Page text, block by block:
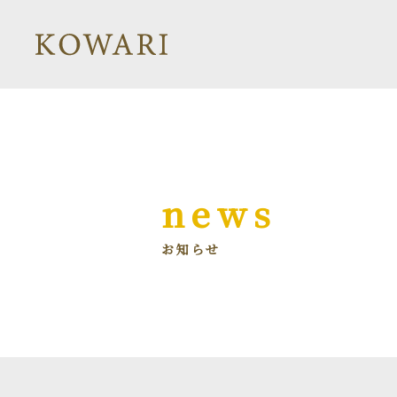
news
お知らせ